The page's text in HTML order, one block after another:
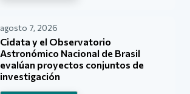
agosto 7, 2026
Cidata y el Observatorio
Astronómico Nacional de Brasil
evalúan proyectos conjuntos de
investigación